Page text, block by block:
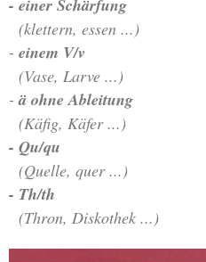
- einer Schärfung
(klettern, essen ...)
- einem V/v
(Vase, Larve ...)
-ä ohne Ableitung
(Käfig, Käfer ...)
- Qu/qu
(Quelle, quer ...)
- Th/th
(Thron, Diskothek ...)